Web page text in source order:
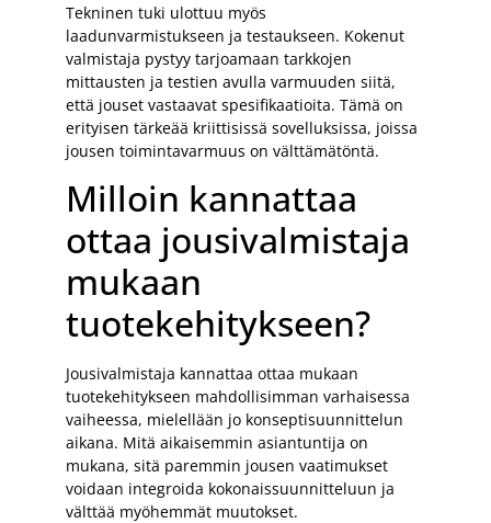
Tekninen tuki ulottuu myös
laadunvarmistukseen ja testaukseen. Kokenut
valmistaja pystyy tarjoamaan tarkkojen
mittausten ja testien avulla varmuuden siitä,
että jouset vastaavat spesifikaatioita. Tämä on
erityisen tärkeää kriittisissä sovelluksissa, joissa
jousen toimintavarmuus on välttämätöntä.
Milloin kannattaa
ottaa jousivalmistaja
mukaan
tuotekehitykseen?
Jousivalmistaja kannattaa ottaa mukaan
tuotekehitykseen mahdollisimman varhaisessa
vaiheessa, mielellään jo konseptisuunnittelun
aikana. Mitä aikaisemmin asiantuntija on
mukana, sitä paremmin jousen vaatimukset
voidaan integroida kokonaissuunnitteluun ja
välttää myöhemmät muutokset.